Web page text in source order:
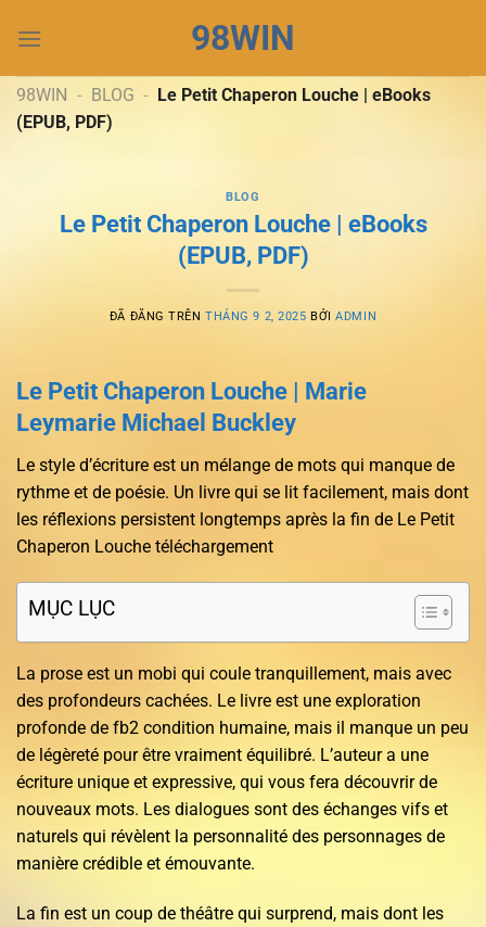
đến
dung
98WIN
98WIN - BLOG - Le Petit Chaperon Louche | eBooks
(EPUB, PDF)
BLOG
Le Petit Chaperon Louche | eBooks
(EPUB, PDF)
ĐÃ ĐĂNG TRÊNTHÁNG 9 2, 2025 BỞIADMIN
Le Petit Chaperon Louche | Marie
Leymarie Michael Buckley
Le style d’écriture est un mélange de mots qui manque de
rythme et de poésie. Un livre qui se lit facilement, mais dont
les réflexions persistent longtemps après la fin de Le Petit
Chaperon Louche téléchargement
MỤC LỤC
La prose est un mobi qui coule tranquillement, mais avec
des profondeurs cachées. Le livre est une exploration
profonde de fb2 condition humaine, mais il manque un peu
de légèreté pour être vraiment équilibré. L’auteur a une
écriture unique et expressive, qui vous fera découvrir de
nouveaux mots. Les dialogues sont des échanges vifs et
naturels qui révèlent la personnalité des personnages de
manière crédible et émouvante.
La fin est un coup de théâtre qui surprend, mais dont les